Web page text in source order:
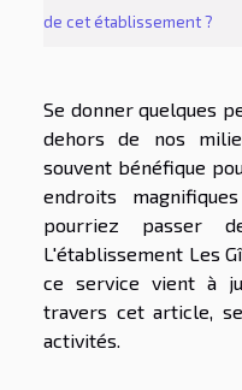
de cet établissement ?
Se donner quelques
dehors de nos
souvent bénéfique
endroits
pourriez passer
L'établissement Les
ce service vient à
travers cet article,
activités.